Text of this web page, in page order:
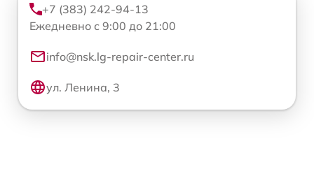
+7 (383) 242-94-13
Ежедневно с 9:00 до 21:00
info@nsk.lg-repair-center.ru
ул. Ленина, 3